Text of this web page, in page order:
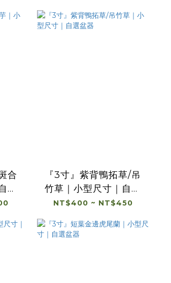
合
選
『3寸』紫背鴨拓草/吊
竹草｜小型尺寸｜自選
盆器
NT$400 ~ NT$450